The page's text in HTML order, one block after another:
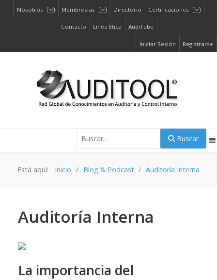
Nosotros Membresías Directorio Certificaciones
Contacto Línea Ética AudiTube
Iniciar Sesión Registrarse
Buscar
Está aquí: Inicio Blog & Podcast Auditoría Interna
Auditoría Interna
La importancia del